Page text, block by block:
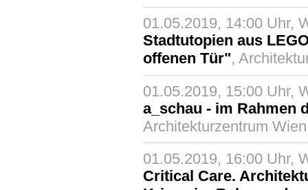
01.05.2019, 14:00 Uhr,
Stadtutopien aus
offenen Tür",
01.05.2019, 15:00 Uhr,
a_schau - im Rahmen
Architekturzentrum Wien
01.05.2019, 16:00 Uhr,
Critical Care.